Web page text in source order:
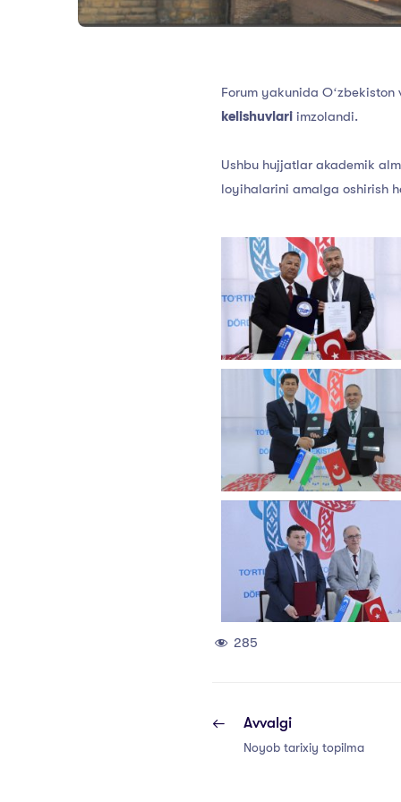
Forum yakunida
kelishuvlari imzolandi.
Ushbu hujjatlar akademik
loyihalarini amalga oshirish
285
Avvalgi
Noyob tarixiy topilma